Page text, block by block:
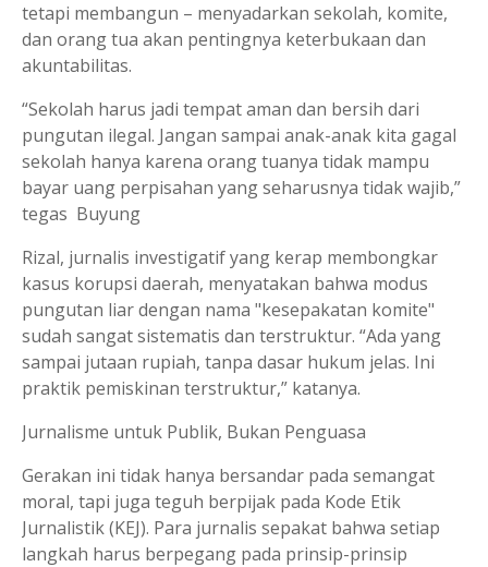
tetapi membangun – menyadarkan sekolah, komite,
dan orang tua akan pentingnya keterbukaan dan
akuntabilitas.
“Sekolah harus jadi tempat aman dan bersih dari
pungutan ilegal. Jangan sampai anak-anak kita gagal
sekolah hanya karena orang tuanya tidak mampu
bayar uang perpisahan yang seharusnya tidak wajib,”
tegas Buyung
Rizal, jurnalis investigatif yang kerap membongkar
kasus korupsi daerah, menyatakan bahwa modus
pungutan liar dengan nama "kesepakatan komite"
sudah sangat sistematis dan terstruktur. “Ada yang
sampai jutaan rupiah, tanpa dasar hukum jelas. Ini
praktik pemiskinan terstruktur,” katanya.
Jurnalisme untuk Publik, Bukan Penguasa
Gerakan ini tidak hanya bersandar pada semangat
moral, tapi juga teguh berpijak pada Kode Etik
Jurnalistik (KEJ). Para jurnalis sepakat bahwa setiap
langkah harus berpegang pada prinsip-prinsip